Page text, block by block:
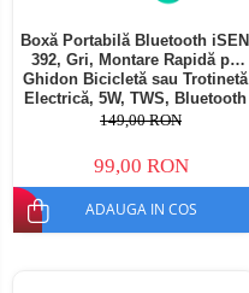
Boxă Portabilă Bluetooth iSEN
392, Gri, Montare Rapidă pe
Ghidon Bicicletă sau Trotinetă
Electrică, 5W, TWS, Bluetooth
5.3, IPX5, Sunet Stereo 360°,
149,00 RON
99,00 RON
ADAUGA IN COS